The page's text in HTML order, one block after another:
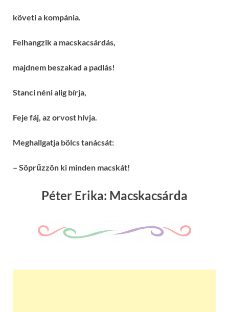
követi a kompánia.
Felhangzik a macskacsárdás,
majdnem beszakad a padlás!
Stanci néni alig bírja,
Feje fáj, az orvost hívja.
Meghallgatja bölcs tanácsát:
– Söprűzzön ki minden macskát!
Péter Erika: Macskacsárda